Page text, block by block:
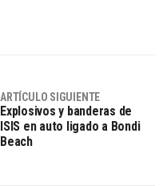
ARTÍCULO SIGUIENTE
Explosivos y banderas de
ISIS en auto ligado a Bondi
Beach